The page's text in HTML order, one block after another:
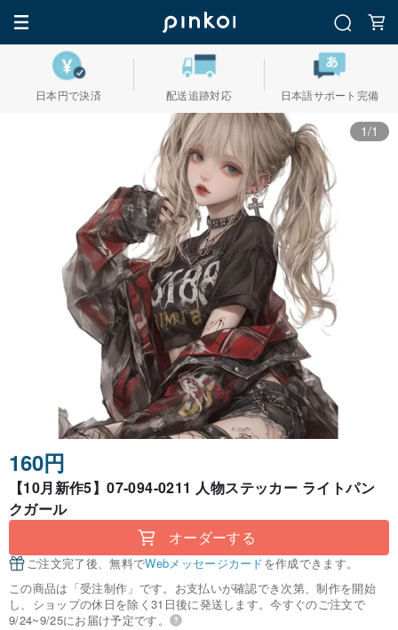
日本円で決済 配送追跡対応 日本語サポート完備
1/1
160円
【10月新作5】07-094-0211 人物ステッカー ライトパン
クガール
オーダーする
ご注文完了後、無料でWebメッセージカードを作成できます。
この商品は「受注制作」です。お支払いが確認でき次第、制作を開始
し、ショップの休日を除く31日後に発送します。今すぐのご注文で
9/24~9/25にお届け予定です。